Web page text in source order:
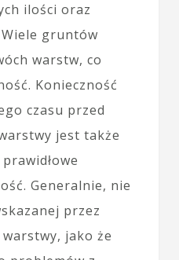
ilości oraz
gruntów
warstw, co
Konieczność
czasu przed
jest także
Generalnie, nie
przez
jako że